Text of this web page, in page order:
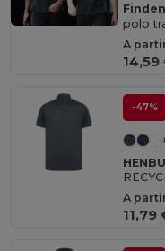
polo
A
14,59
-47%
A
11,79